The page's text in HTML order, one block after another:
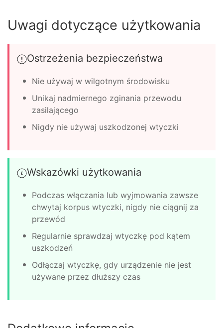
Uwagi dotyczące użytkowania
Ostrzeżenia bezpieczeństwa
Nie używaj w wilgotnym środowisku
Unikaj nadmiernego zginania przewodu
zasilającego
Nigdy nie używaj uszkodzonej wtyczki
Wskazówki użytkowania
Podczas włączania lub wyjmowania zawsze
chwytaj korpus wtyczki, nigdy nie ciągnij za
przewód
Regularnie sprawdzaj wtyczkę pod kątem
uszkodzeń
Odłączaj wtyczkę, gdy urządzenie nie jest
używane przez dłuższy czas